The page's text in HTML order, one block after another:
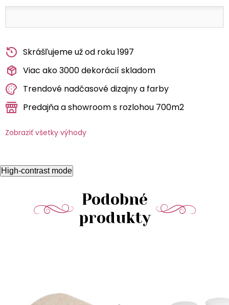
Skrášľujeme už od roku 1997
Viac ako 3000 dekorácií skladom
Trendové nadčasové dizajny a farby
Predajňa a showroom s rozlohou 700m2
Zobraziť všetky výhody
High-contrast mode
Podobné
produkty